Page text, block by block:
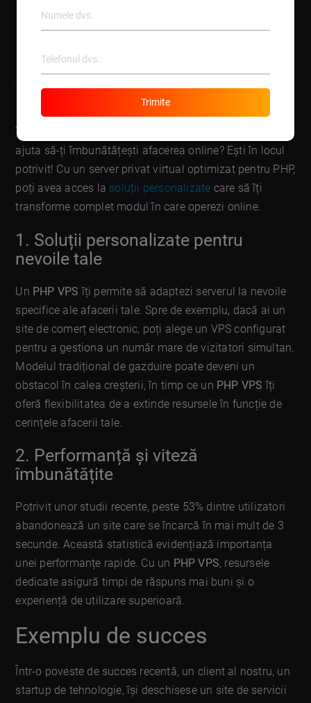
transforma afacerea?
DISCUTĂ APLICAȚIA
Te-ai întrebat vreodată cum un
ajuta să-ți îmbunătățești afacerea online? Ești în locul
potrivit! Cu un server privat virtual optimizat pentru PHP,
poți avea acces la soluții personalizate care să îți
transforme complet modul în care operezi online.
1. Soluții personalizate pentru
nevoile tale
Un PHP VPS îți permite să adaptezi serverul la nevoile
specifice ale afacerii tale. Spre de exemplu, dacă ai un
site de comerț electronic, poți alege un VPS configurat
pentru a gestiona un număr mare de vizitatori simultan.
Modelul tradițional de gazduire poate deveni un
obstacol în calea creșterii, în timp ce un PHP VPS îți
oferă flexibilitatea de a extinde resursele în funcție de
cerințele afacerii tale.
2. Performanță și viteză
îmbunătățite
Potrivit unor studii recente, peste 53% dintre utilizatori
abandonează un site care se încarcă în mai mult de 3
secunde. Această statistică evidențiază importanța
unei performanțe rapide. Cu un PHP VPS, resursele
dedicate asigură timpi de răspuns mai buni și o
experiență de utilizare superioară.
Exemplu de succes
Într-o poveste de succes recentă, un client al nostru, un
startup de tehnologie, își deschisese un site de servicii
Trimite